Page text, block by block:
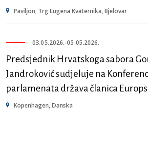
Paviljon, Trg Eugena Kvaternika, Bjelovar
03.05.2026.-05.05.2026.
Predsjednik Hrvatskoga sabora
Jandroković sudjeluje na
parlamenata država članica
Kopenhagen, Danska